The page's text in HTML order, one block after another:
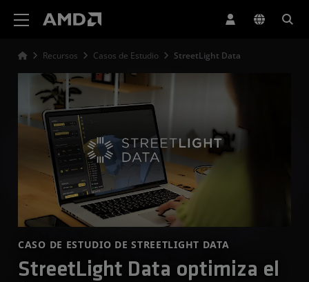
Recursos Casos de Estudio StreetLight Data
CASO DE ESTUDIO DE STREETLIGHT DATA
StreetLight Data optimiza el